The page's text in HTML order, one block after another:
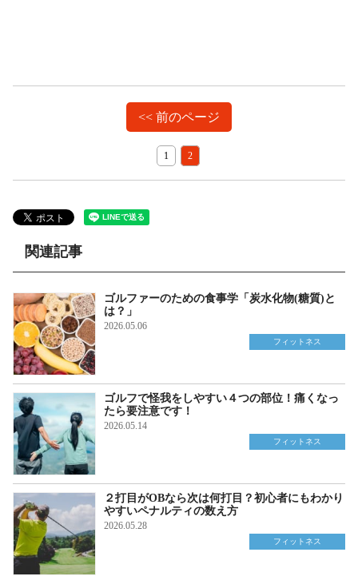
<< 前のページ
1 2
関連記事
ゴルファーのための食事学「炭水化物(糖質)と
は？」
2026.05.06
フィットネス
ゴルフで怪我をしやすい４つの部位！痛くなっ
たら要注意です！
2026.05.14
フィットネス
２打目がOBなら次は何打目？初心者にもわかり
やすいペナルティの数え方
2026.05.28
フィットネス